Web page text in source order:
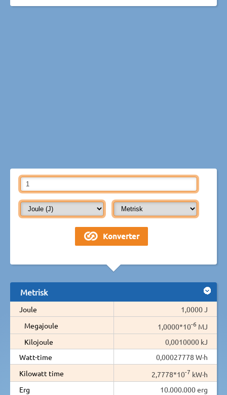
Metrisk
Joule
1,0000 J
Megajoule
1,0000*10-6 MJ
Kilojoule
0,0010000 kJ
Watt-time
0,00027778 W·h
Kilowatt time
2,7778*10-7 kW·h
Erg
10.000.000 erg